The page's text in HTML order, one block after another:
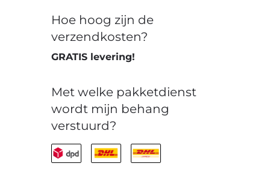
Hoe hoog zijn de
verzendkosten?
GRATIS levering!
Met welke pakketdienst
wordt mijn behang
verstuurd?